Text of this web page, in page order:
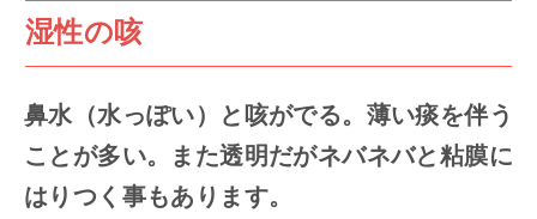
湿性の咳
鼻水（水っぽい）と咳がでる。薄い痰を伴う
ことが多い。また透明だがネバネバと粘膜に
はりつく事もあります。